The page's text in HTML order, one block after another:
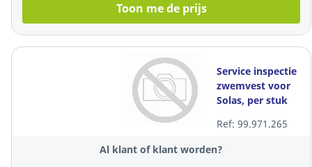
Toon me de prijs
Service inspectie
zwemvest voor
Solas, per stuk
Ref: 99.971.265
Al klant of klant worden?